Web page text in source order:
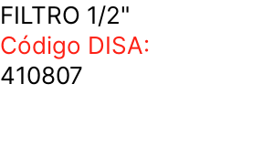
FILTRO 1/2"
Código DISA:
410807